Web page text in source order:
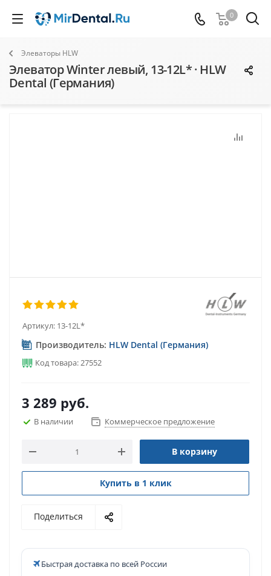
0
Элеваторы HLW
Элеватор Winter левый, 13-12L* · HLW
Dental (Германия)
Артикул: 13-12L*
Производитель: HLW Dental (Германия)
Код товара: 27552
3 289 руб.
В наличии Коммерческое предложение
В корзину
Купить в 1 клик
Поделиться
Быстрая доставка по всей России